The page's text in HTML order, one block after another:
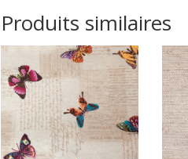
Produits similaires